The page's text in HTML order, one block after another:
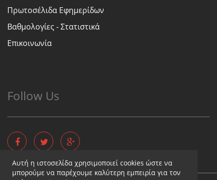
Πρωτοσέλιδα Εφημερίδων
Βαθμολογίες - Στατιστικά
Επικοινωνία
Follow Us
Αυτή η ιστοσελίδα χρησιμοποιεί cookies ώστε να
μπορούμε να παρέχουμε καλύτερη εμπειρία για τον